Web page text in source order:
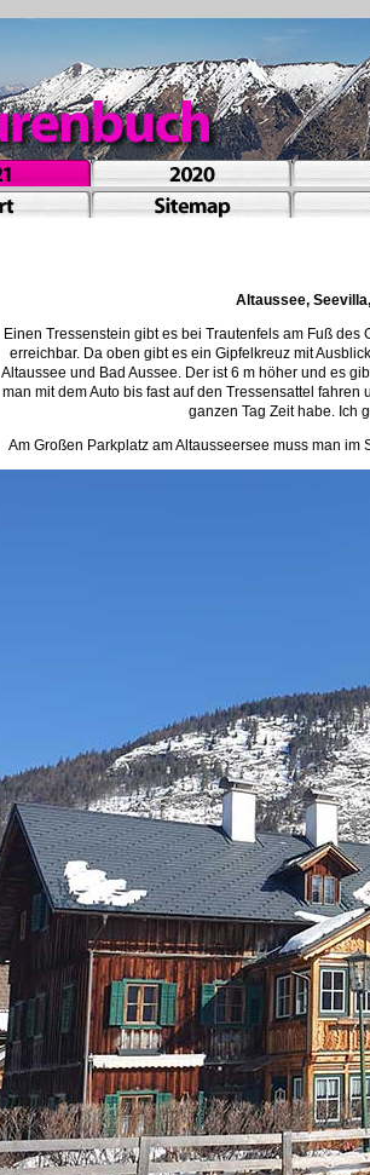
Altaussee,
Einen Tressenstein gibt es bei Trautenfels am Fuß des
erreichbar. Da oben gibt es ein Gipfelkreuz mit
Altaussee und Bad Aussee. Der ist 6 m höher und es
man mit dem Auto bis fast auf den Tressensattel
ganzen Tag Zeit habe. Ich
Am Großen Parkplatz am Altausseersee muss man